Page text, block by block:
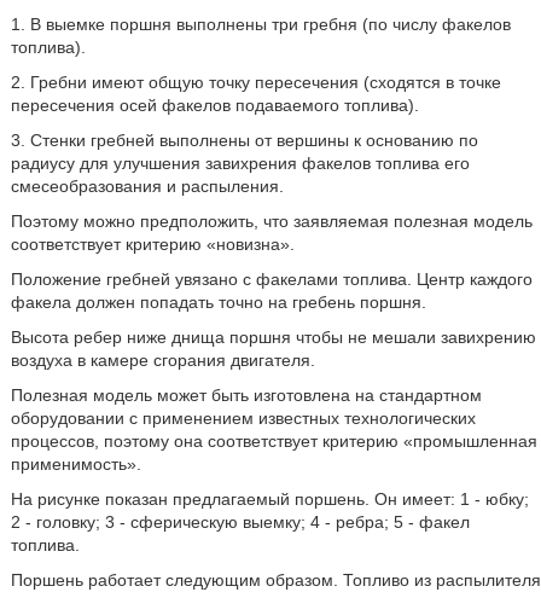
1. В выемке поршня выполнены три гребня (по числу факелов
топлива).
2. Гребни имеют общую точку пересечения (сходятся в точке
пересечения осей факелов подаваемого топлива).
3. Стенки гребней выполнены от вершины к основанию по
радиусу для улучшения завихрения факелов топлива его
смесеобразования и распыления.
Поэтому можно предположить, что заявляемая полезная модель
соответствует критерию «новизна».
Положение гребней увязано с факелами топлива. Центр каждого
факела должен попадать точно на гребень поршня.
Высота ребер ниже днища поршня чтобы не мешали завихрению
воздуха в камере сгорания двигателя.
Полезная модель может быть изготовлена на стандартном
оборудовании с применением известных технологических
процессов, поэтому она соответствует критерию «промышленная
применимость».
На рисунке показан предлагаемый поршень. Он имеет: 1 - юбку;
2 - головку; 3 - сферическую выемку; 4 - ребра; 5 - факел
топлива.
Поршень работает следующим образом. Топливо из распылителя